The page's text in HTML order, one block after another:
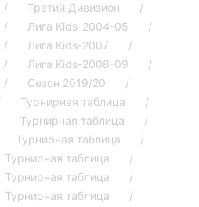
Третий Дивизион
Лига Kids-2004-05
Лига Kids-2007
Лига Kids-2008-09
Сезон 2019/20
Турнирная таблица
Турнирная таблица
Турнирная таблица
Турнирная таблица
Турнирная таблица
Турнирная таблица